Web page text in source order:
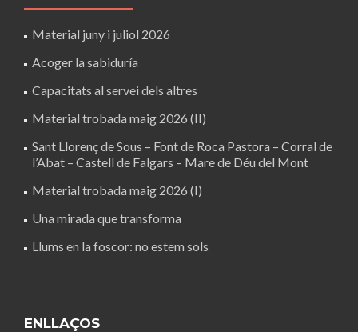
Material juny i juliol 2026
Acoger la sabiduría
Capacitats al servei dels altres
Material trobada maig 2026 (II)
Sant Llorenç de Sous – Font de Roca Pastora – Corral de
l’Abat – Castell de Falgars – Mare de Déu del Mont
Material trobada maig 2026 (I)
Una mirada que transforma
Llums en la foscor: no estem sols
ENLLAÇOS